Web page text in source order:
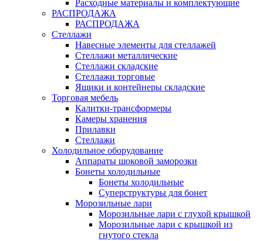
Расходные материалы и комплектующие
РАСПРОДАЖА
РАСПРОДАЖА
Стеллажи
Навесные элементы для стеллажей
Стеллажи металлические
Стеллажи складские
Стеллажи торговые
Ящики и контейнеры складские
Торговая мебель
Калитки-трансформеры
Камеры хранения
Прилавки
Стеллажи
Холодильное оборудование
Аппараты шоковой заморозки
Бонеты холодильные
Бонеты холодильные
Суперструктуры для бонет
Морозильные лари
Морозильные лари с глухой крышкой
Морозильные лари с крышкой из
гнутого стекла